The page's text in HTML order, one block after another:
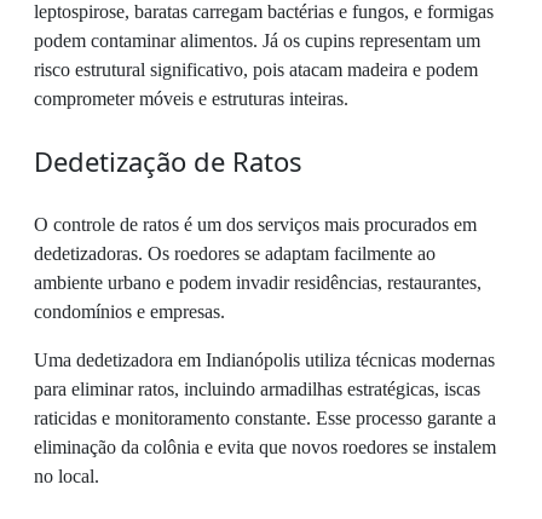
leptospirose, baratas carregam bactérias e fungos, e formigas
podem contaminar alimentos. Já os cupins representam um
risco estrutural significativo, pois atacam madeira e podem
comprometer móveis e estruturas inteiras.
Dedetização de Ratos
O controle de ratos é um dos serviços mais procurados em
dedetizadoras. Os roedores se adaptam facilmente ao
ambiente urbano e podem invadir residências, restaurantes,
condomínios e empresas.
Uma dedetizadora em Indianópolis utiliza técnicas modernas
para eliminar ratos, incluindo armadilhas estratégicas, iscas
raticidas e monitoramento constante. Esse processo garante a
eliminação da colônia e evita que novos roedores se instalem
no local.